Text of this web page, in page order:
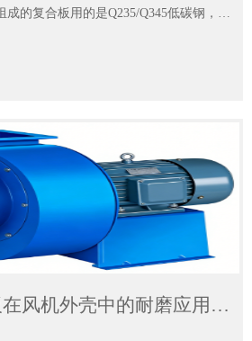
成的复合板用的是Q235/Q345低碳钢，特
时的机械压力，又能吸收物料冲击和设
复合堆焊耐磨板在风机外壳中的耐磨应用解决方案